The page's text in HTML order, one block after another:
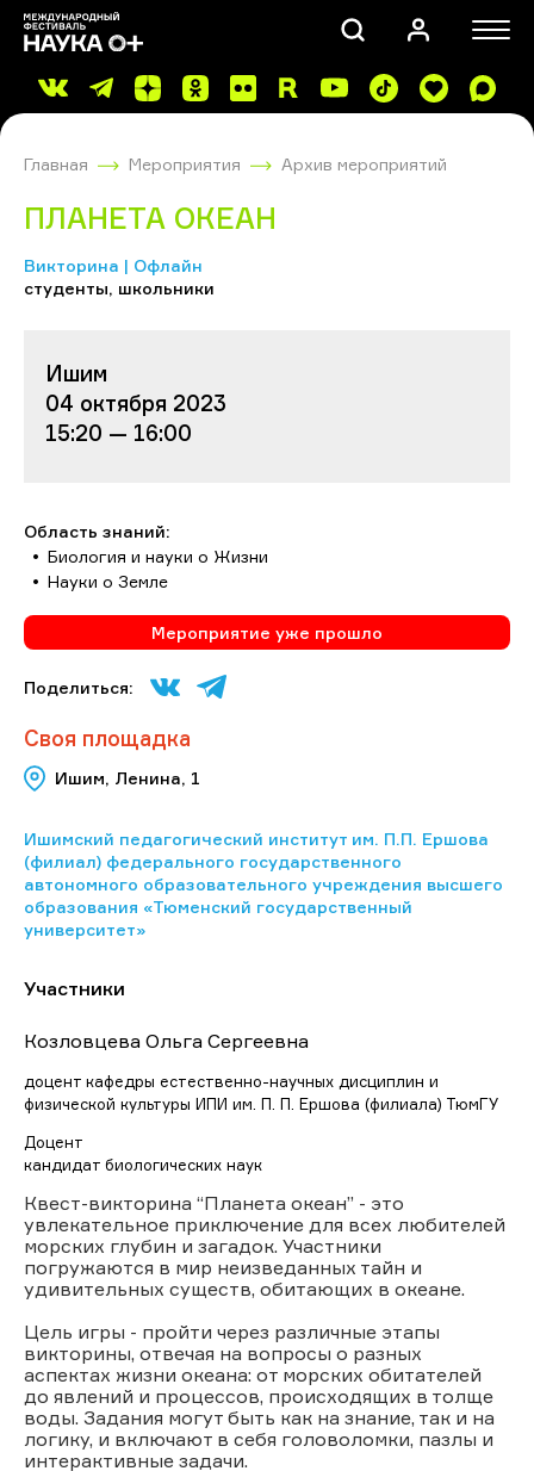
Главная Мероприятия Архив мероприятий
ПЛАНЕТА ОКЕАН
Викторина | Офлайн
студенты, школьники
Ишим
04 октября 2023
15:20 — 16:00
Область знаний:
Биология и науки о Жизни
Науки о Земле
Мероприятие уже прошло
Поделиться:
Своя площадка
Ишим, Ленина, 1
Ишимский педагогический институт им. П.П. Ершова
(филиал) федерального государственного
автономного образовательного учреждения высшего
образования «Тюменский государственный
университет»
Участники
Козловцева Ольга Сергеевна
доцент кафедры естественно-научных дисциплин и
физической культуры ИПИ им. П. П. Ершова (филиала) ТюмГУ
Доцент
кандидат биологических наук
Квест-викторина “Планета океан” - это
увлекательное приключение для всех любителей
морских глубин и загадок. Участники
погружаются в мир неизведанных тайн и
удивительных существ, обитающих в океане.
Цель игры - пройти через различные этапы
викторины, отвечая на вопросы о разных
аспектах жизни океана: от морских обитателей
до явлений и процессов, происходящих в толще
воды. Задания могут быть как на знание, так и на
логику, и включают в себя головоломки, пазлы и
интерактивные задачи.